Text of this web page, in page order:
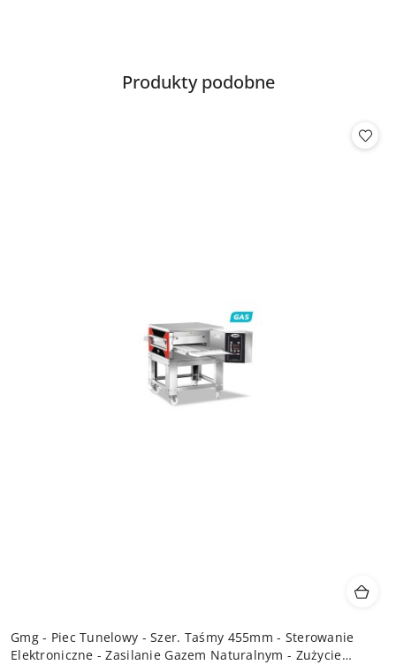
Pomiń karuzelę produktów
Produkty
Produkty podobne
Gmg - Piec Tunelowy - Szer. Taśmy 455mm - Sterowanie
Elektroniczne - Zasilanie Gazem Naturalnym - Zużycie